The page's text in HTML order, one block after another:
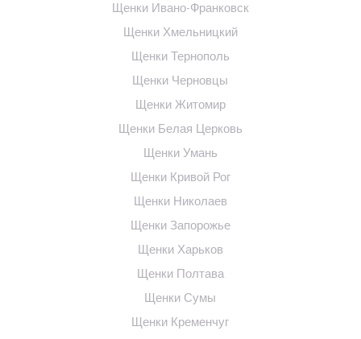
Щенки Ивано-Франковск
Щенки Хмельницкий
Щенки Тернополь
Щенки Черновцы
Щенки Житомир
Щенки Белая Церковь
Щенки Умань
Щенки Кривой Рог
Щенки Николаев
Щенки Запорожье
Щенки Харьков
Щенки Полтава
Щенки Сумы
Щенки Кременчуг